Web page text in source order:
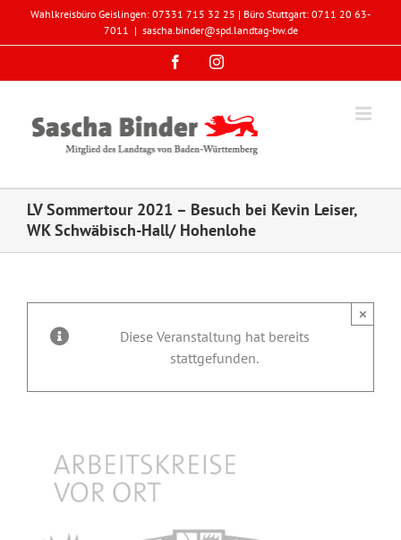
Wahlkreisbüro Geislingen: 07331 715 32 25 | Büro Stuttgart: 0711 20 63-
7011 | sascha.binder@spd.landtag-bw.de
FacebookInstagram
LV Sommertour 2021 – Besuch bei Kevin Leiser,
WK Schwäbisch-Hall/ Hohenlohe
Diese Veranstaltung hat bereits
stattgefunden.
×